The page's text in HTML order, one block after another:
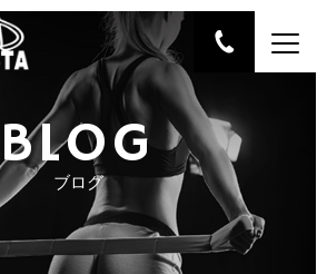
BLOG
ブログ